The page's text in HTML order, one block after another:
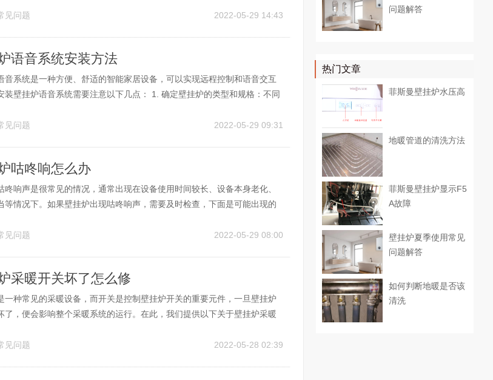
气和竖直排气两种。 1.水平排气 水平排气是将烟气通过水平的烟气管道排
见问题 2022-05-29 14:43
语音系统安装方法
音系统是一种方便、舒适的智能家居设备，可以实现远程控制和语音交互
装壁挂炉语音系统需要注意以下几点： 1. 确定壁挂炉的类型和规格：不同
类型和规格。 2. 确定语音系统的型号和功能：市场上有多种型号和功能的
见问题 2022-05-29 09:31
咕咚响怎么办
咚响声是很常见的情况，通常出现在设备使用时间较长、设备本身老化、
等情况下。如果壁挂炉出现咕咚响声，需要及时检查，下面是可能出现的
响声。此时需要按照说明书的指示重新调整投放器位置，使其安装正确。
见问题 2022-05-29 08:00
采暖开关坏了怎么修
一种常见的采暖设备，而开关是控制壁挂炉开关的重要元件，一旦壁挂炉
了，便会影响整个采暖系统的运行。在此，我们提供以下关于壁挂炉采暖
片有无松动或变形等问题。这个问题很常见，只需要拆开开关，重新调整
见问题 2022-05-28 02:39
问题解答
热门文章
菲斯曼壁挂炉水压高
地暖管道的清洗方法
菲斯曼壁挂炉显示F5
A故障
壁挂炉夏季使用常见
问题解答
如何判断地暖是否该
清洗